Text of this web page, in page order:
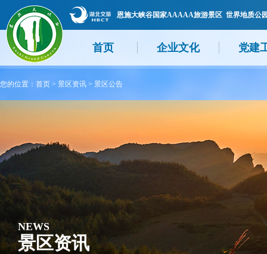
恩施大峡谷国家AAAAA旅游景区 世界地质公
首页 企业文化 党建
您的位置： 首页 > 景区资讯 > 景区公告
NEWS
景区资讯